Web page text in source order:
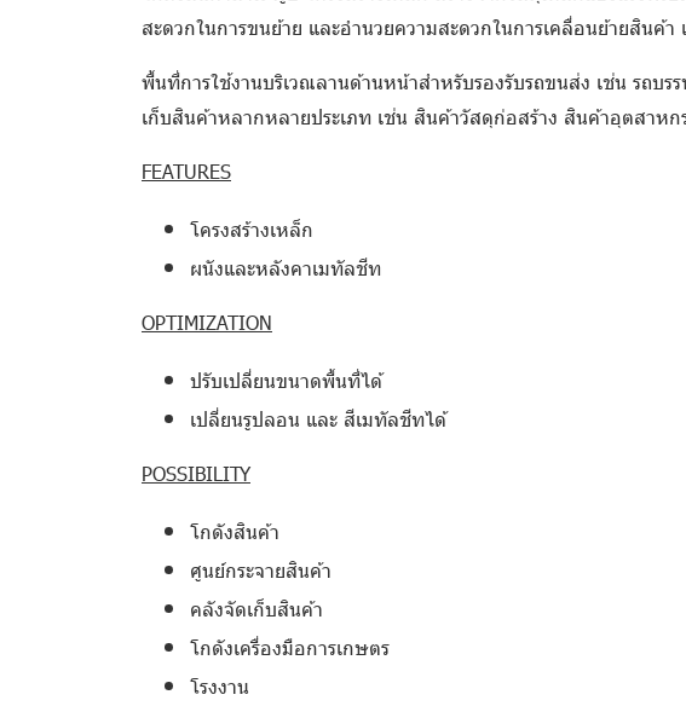
สะดวกในการขนย้าย และอำนวยความสะดวกในการเคลื่อนย้ายสินค้
พื้นที่การใช้งานบริเวณลานด้านหน้าสำหรับรองรับรถขนส่ง เช่น รถบ
เก็บสินค้าหลากหลายประเภท เช่น สินค้าวัสดุก่อสร้าง สินค้าอุตสาห
FEATURES
โครงสร้างเหล็ก
ผนังและหลังคาเมทัลชีท
OPTIMIZATION
ปรับเปลี่ยนขนาดพื้นที่ได้
เปลี่ยนรูปลอน และ สีเมทัลชีทได้
POSSIBILITY
โกดังสินค้า
ศูนย์กระจายสินค้า
คลังจัดเก็บสินค้า
โกดังเครื่องมือการเกษตร
โรงงาน